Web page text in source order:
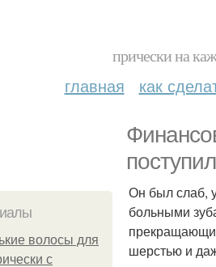
прически на
главная как
волосы для
с
Он был слаб,
больными
шерстью и